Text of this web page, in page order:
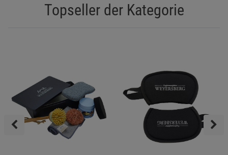
Topseller der Kategorie